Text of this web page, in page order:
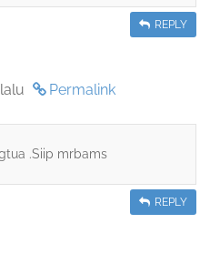
REPLY
Permalink
.Siip mrbams
REPLY